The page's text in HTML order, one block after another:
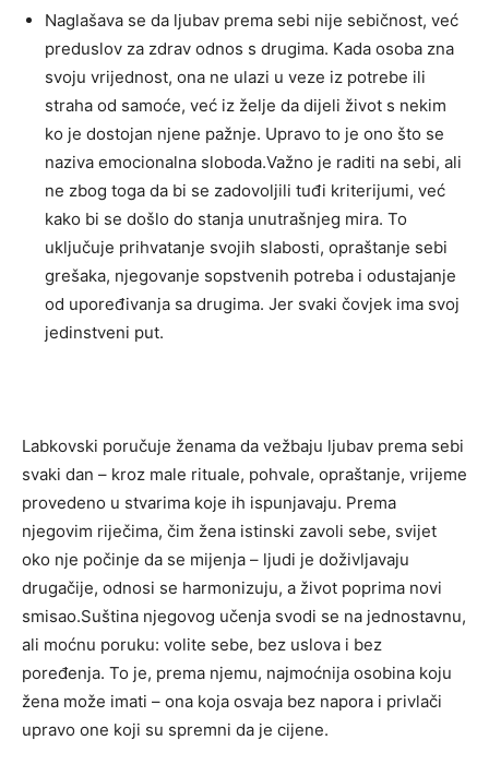
Naglašava se da ljubav prema sebi nije sebičnost, već
preduslov za zdrav odnos s drugima. Kada osoba zna
svoju vrijednost, ona ne ulazi u veze iz potrebe ili
straha od samoće, već iz želje da dijeli život s nekim
ko je dostojan njene pažnje. Upravo to je ono što se
naziva emocionalna sloboda.Važno je raditi na sebi, ali
ne zbog toga da bi se zadovoljili tuđi kriterijumi, već
kako bi se došlo do stanja unutrašnjeg mira. To
uključuje prihvatanje svojih slabosti, opraštanje sebi
grešaka, njegovanje sopstvenih potreba i odustajanje
od upoređivanja sa drugima. Jer svaki čovjek ima svoj
jedinstveni put.
Labkovski poručuje ženama da vežbaju ljubav prema sebi
svaki dan – kroz male rituale, pohvale, opraštanje, vrijeme
provedeno u stvarima koje ih ispunjavaju. Prema
njegovim riječima, čim žena istinski zavoli sebe, svijet
oko nje počinje da se mijenja – ljudi je doživljavaju
drugačije, odnosi se harmonizuju, a život poprima novi
smisao.Suština njegovog učenja svodi se na jednostavnu,
ali moćnu poruku: volite sebe, bez uslova i bez
poređenja. To je, prema njemu, najmoćnija osobina koju
žena može imati – ona koja osvaja bez napora i privlači
upravo one koji su spremni da je cijene.